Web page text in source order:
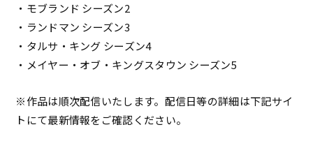
・モブランド シーズン2
・ランドマン シーズン3
・タルサ・キング シーズン4
・メイヤー・オブ・キングスタウン シーズン5
※作品は順次配信いたします。配信日等の詳細は下記サイ
トにて最新情報をご確認ください。